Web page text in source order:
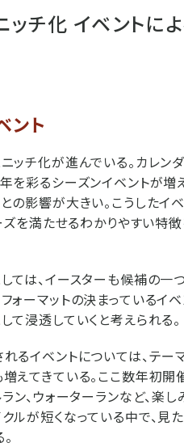
チ化 イベントに
ント
ッチ化が進んでいる。カレン
を彩るシーズンイベントが
の影響が大きい。こうした
ーズを満たせるわかりやすい
ては、イースターも候補の一
ォーマットの決まっているイ
て浸透していくと考えられる。
るイベントについては、テ
えてきている。ここ数年初
ラン、ウォーターランなど、
ルが短くなっている中で、